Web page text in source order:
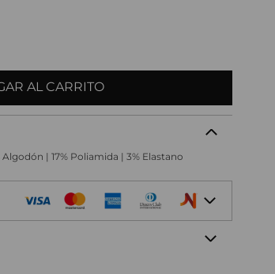
AL CARRITO
| 17% Poliamida | 3% Elastano